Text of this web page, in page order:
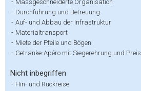
- Massgeschneiderte Organisation
- Durchführung und Betreuung
- Auf- und Abbau der Infrastruktur
- Materialtransport
- Miete der Pfeile und Bögen
- Getränke-Apéro mit Siegerehrung und Preis
Nicht inbegriffen
- Hin- und Rückreise